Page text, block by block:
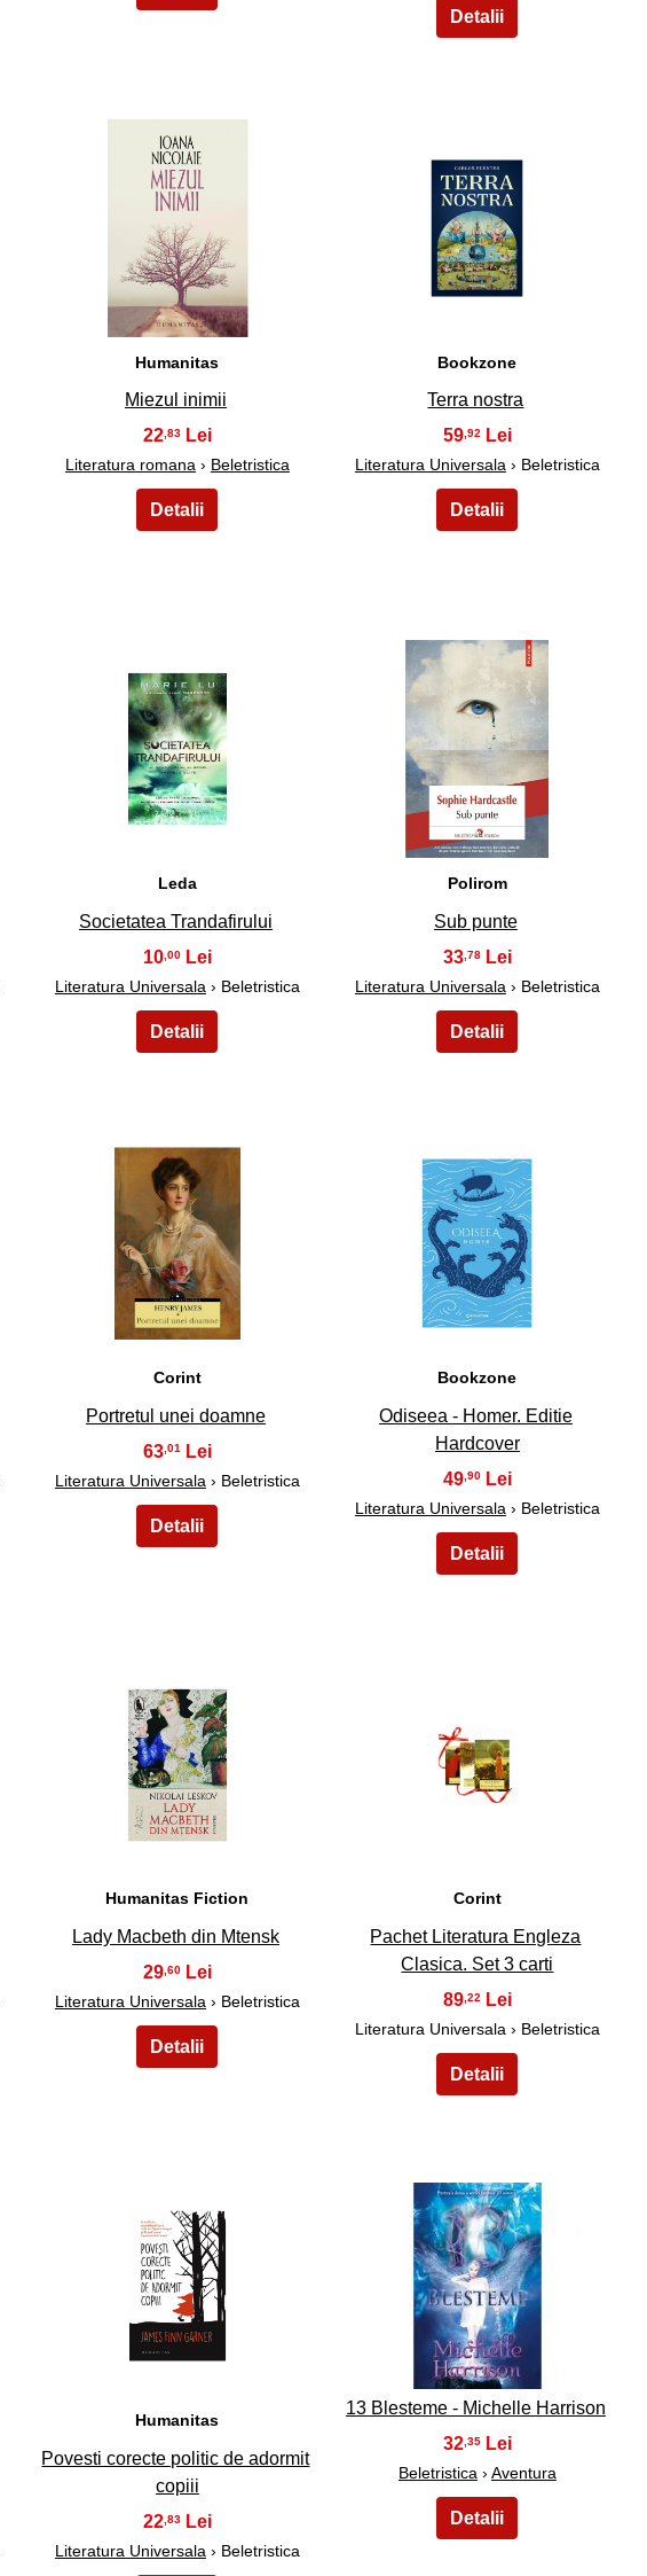
19
Humanitas
Miezul inimii
22,83
Literatura romana› Beletristica
20
Bookzone
Terra nostra
59,92
Literatura Universala› Beletristica
24
Leda
Societatea Trandafirului
10,00
Literatura Universala › Beletristica
25
Polirom
Sub punte
33 ,78
Literatura Universala › Beletristica
29
Corint
Portretul unei doamne
63,01
Literatura Universala › Beletristica
30
Bookzone
Odiseea - Homer. Editie
Hardcover
49,90
Literatura Universala › Beletristica
34
Humanitas Fiction
Lady Macbeth din Mtensk
29,60
Literatura Universala › Beletristica
35
Corint
Pachet Literatura Engleza
Clasica. Set 3 carti
89,22
Literatura Universala › Beletristica
39
Humanitas
Povesti corecte politic de adormit
copiii
22 ,83
Literatura Universala › Beletristica
40
13 Blesteme - Michelle Harrison
32 ,35
Beletristica › Aventura